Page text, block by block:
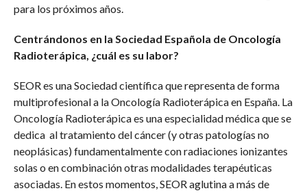
para los próximos años.
Centrándonos en la Sociedad Española de Oncología
Radioterápica, ¿cuál es su labor?
SEOR es una Sociedad científica que representa de forma
multiprofesional a la Oncología Radioterápica en España. La
Oncología Radioterápica es una especialidad médica que se
dedica al tratamiento del cáncer (y otras patologías no
neoplásicas) fundamentalmente con radiaciones ionizantes
solas o en combinación otras modalidades terapéuticas
asociadas. En estos momentos, SEOR aglutina a más de